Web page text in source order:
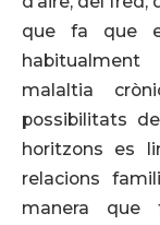
que fa que
malaltia
possibilitats
horitzons es
relacions
manera que